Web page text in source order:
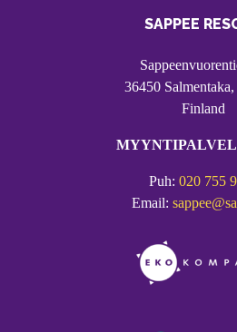
SAPPEE
36450 Salmentaka,
Finland
Puh: 020 755
Email: